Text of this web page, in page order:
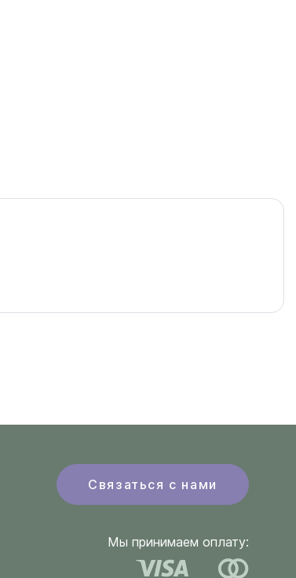
Связаться с нами
Мы принимаем оплату: